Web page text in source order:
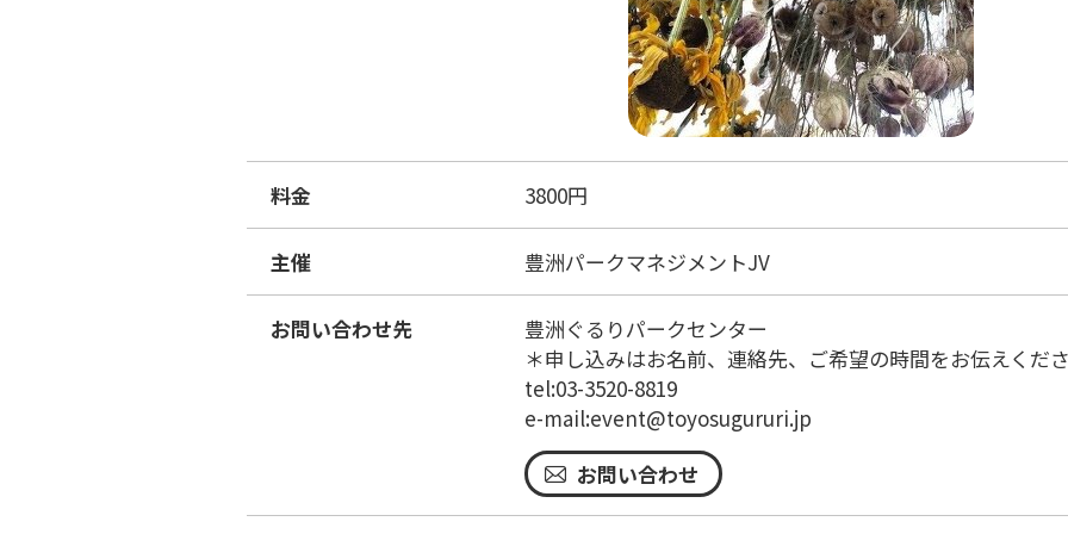
料金 3800円
主催 豊洲パークマネジメントJV
お問い合わせ先
豊洲ぐるりパークセンター
＊申し込みはお名前、連絡先、ご希望の時間をお伝えくだ
tel:03-3520-8819
e-mail:event@toyosugururi.jp
お問い合わせ